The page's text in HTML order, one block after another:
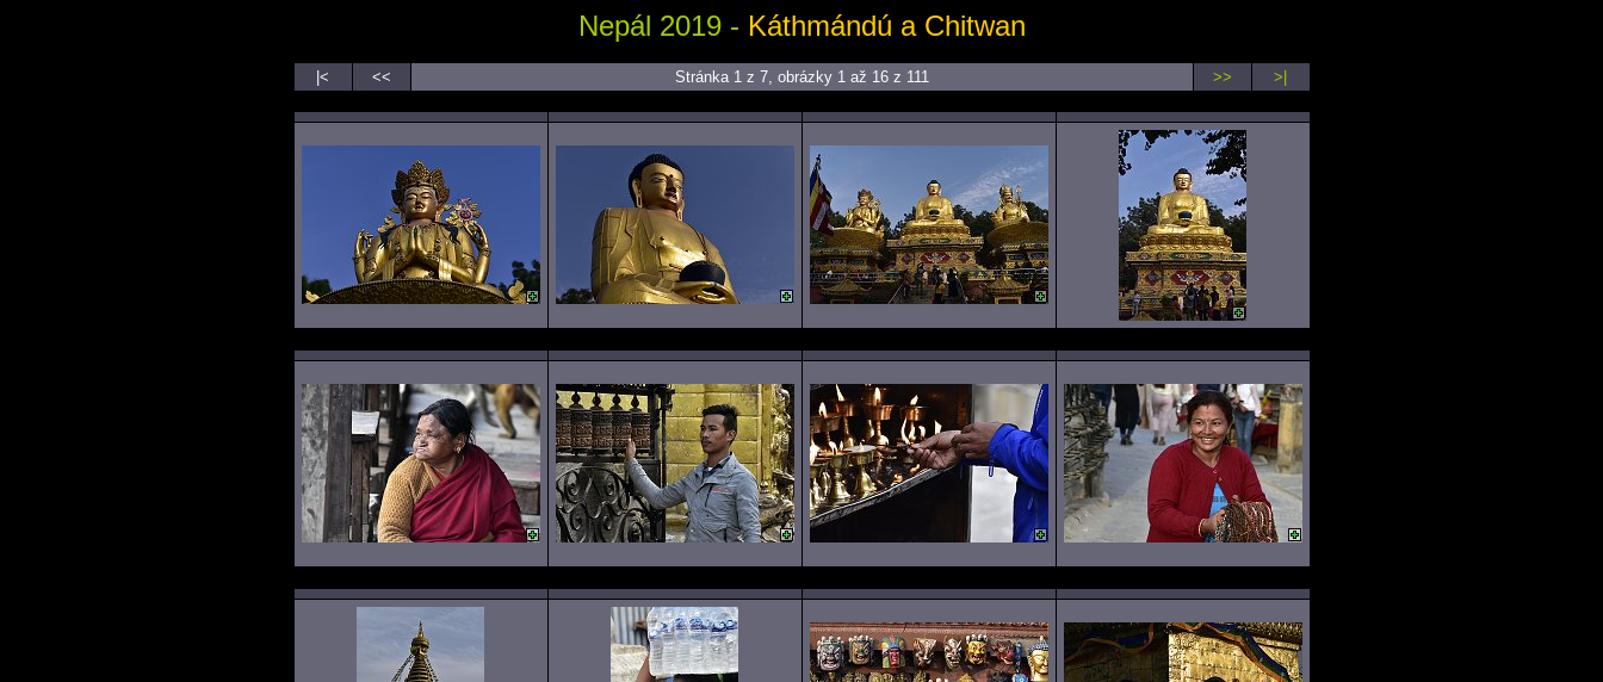
Nepál 2019 - Káthmándú a Chitwan
|< << Stránka 1 z 7, obrázky 1 až 16 z 111 >> >|